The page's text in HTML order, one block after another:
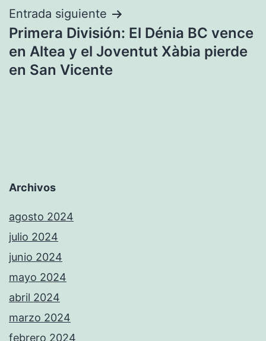
Entrada siguiente
Primera División: El Dénia BC vence
en Altea y el Joventut Xàbia pierde
en San Vicente
Archivos
agosto 2024
julio 2024
junio 2024
mayo 2024
abril 2024
marzo 2024
febrero 2024